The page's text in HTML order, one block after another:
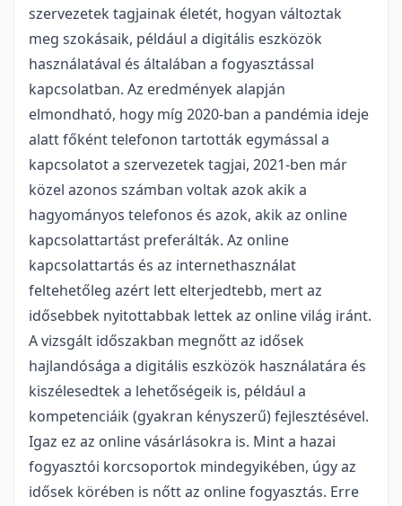
szervezetek tagjainak életét, hogyan változtak
meg szokásaik, például a digitális eszközök
használatával és általában a fogyasztással
kapcsolatban. Az eredmények alapján
elmondható, hogy míg 2020-ban a pandémia ideje
alatt főként telefonon tartották egymással a
kapcsolatot a szervezetek tagjai, 2021-ben már
közel azonos számban voltak azok akik a
hagyományos telefonos és azok, akik az online
kapcsolattartást preferálták. Az online
kapcsolattartás és az internethasználat
feltehetőleg azért lett elterjedtebb, mert az
idősebbek nyitottabbak lettek az online világ iránt.
A vizsgált időszakban megnőtt az idősek
hajlandósága a digitális eszközök használatára és
kiszélesedtek a lehetőségeik is, például a
kompetenciáik (gyakran kényszerű) fejlesztésével.
Igaz ez az online vásárlásokra is. Mint a hazai
fogyasztói korcsoportok mindegyikében, úgy az
idősek körében is nőtt az online fogyasztás. Erre